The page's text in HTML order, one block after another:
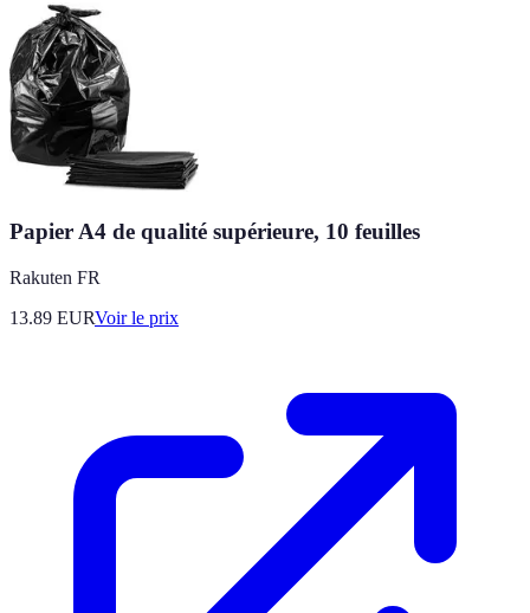
Papier A4 de qualité supérieure, 10 feuilles
Rakuten FR
13.89 EURVoir le prix